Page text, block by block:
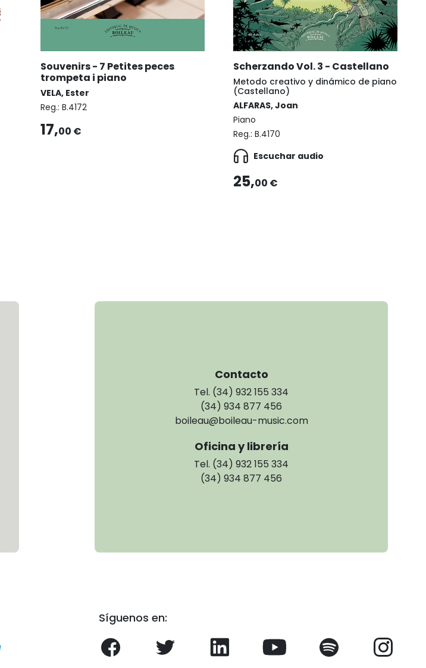
Souvenirs - 7 Petites peces
trompeta i piano
VELA, Ester
Reg.: B.4172
17,00 €
Scherzando Vol. 3 - Castellano
Metodo creativo y dinámico de piano
(Castellano)
ALFARAS, Joan
Piano
Reg.: B.4170
Escuchar audio
25,00 €
Contacto
Tel. (34) 932 155 334
(34) 934 877 456
boileau@boileau-music.com
Oficina y librería
Tel. (34) 932 155 334
(34) 934 877 456
Síguenos en: